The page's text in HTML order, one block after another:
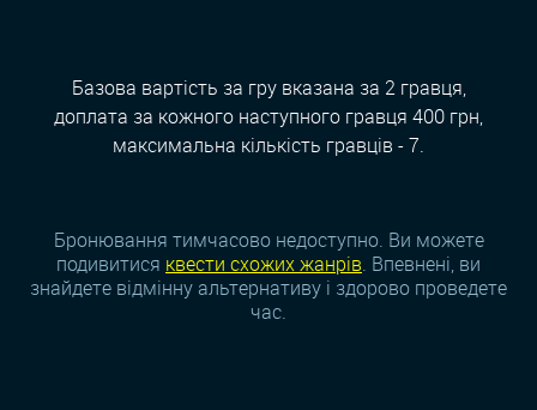
Базова вартість за гру вказана за 2 гравця,
доплата за кожного наступного гравця 400 грн,
максимальна кількість гравців - 7.
Бронювання тимчасово недоступно. Ви можете
подивитися квести схожих жанрiв. Впевнені, ви
знайдете відмінну альтернативу і здорово проведете
час.